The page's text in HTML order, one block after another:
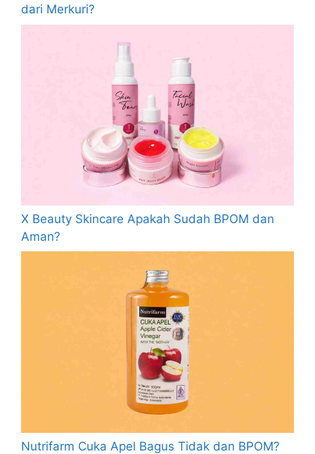
dari Merkuri?
X Beauty Skincare Apakah Sudah BPOM dan
Aman?
Nutrifarm Cuka Apel Bagus Tidak dan BPOM?